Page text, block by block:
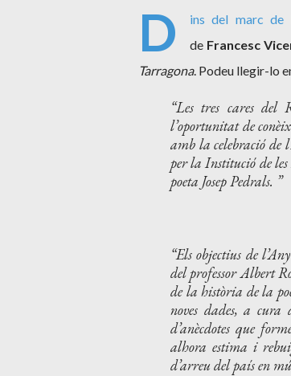
D ins del marc de
de Francesc
Tarragona. Podeu llegir-lo
Les tres cares del
l’oportunitat de
amb la celebració de
per la Institució de
poeta Josep Pedrals.
Els objectius de
del professor Albert
de la història de la
noves dades, a
d’anècdotes que
alhora estima i
d’arreu del país en